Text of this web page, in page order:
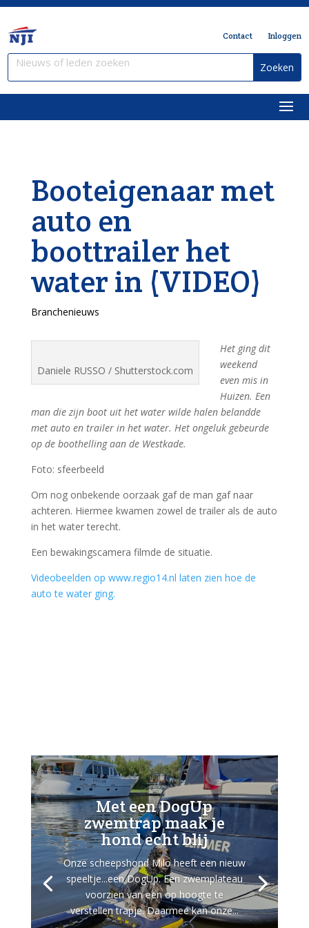
Contact Inloggen
Booteigenaar met
auto en
boottrailer het
water in (VIDEO)
Branchenieuws
Daniele RUSSO / Shutterstock.com
Het ging dit
weekend
even mis in
Huizen. Een
man die zijn boot uit het water wilde halen belandde
met auto en trailer in het water. Het ongeluk gebeurde
op de boothelling aan de Westkade.
Foto: sfeerbeeld
Om nog onbekende oorzaak gaf de man gaf naar
achteren. Hiermee kwamen zowel de trailer als de auto
in het water terecht.
Een bewakingscamera filmde de situatie.
Videobeelden op www.regio14.nl laten zien hoe de
auto te water ging.
Met een DogUp
zwemtrap maak je
hond echt blij
Onze scheepshond Milo heeft een nieuw
speeltje...een DogUp. Een zwemplateau
voorzien van een op hoogte te
verstellen trapje. Daarmee kan onze...